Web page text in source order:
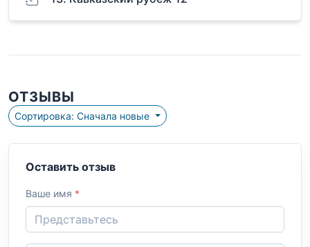
ОТЗЫВЫ
Сортировка: Сначала новые
Оставить отзыв
Ваше имя *